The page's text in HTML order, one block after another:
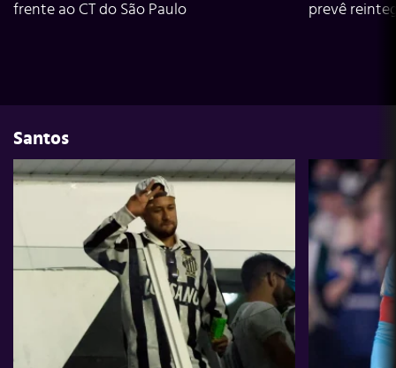
frente ao CT do São Paulo
prevê
Santos